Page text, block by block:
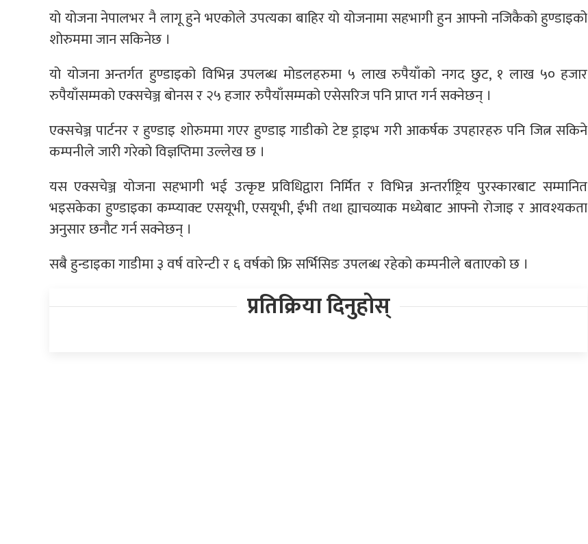
यो योजना नेपालभर नै लागू हुने भएकोले उपत्यका बाहिर यो योजनामा सहभागी हुन आफ्नो नजिकैको हुण्डाइको
शोरुममा जान सकिनेछ ।
यो योजना अन्तर्गत हुण्डाइको विभिन्न उपलब्ध मोडलहरुमा ५ लाख रुपैयाँको नगद छुट, १ लाख ५० हजार
रुपैयाँसम्मको एक्सचेञ्ज बोनस र २५ हजार रुपैयाँसम्मको एसेसरिज पनि प्राप्त गर्न सक्नेछन् ।
एक्सचेञ्ज पार्टनर र हुण्डाइ शोरुममा गएर हुण्डाइ गाडीको टेष्ट ड्राइभ गरी आकर्षक उपहारहरु पनि जित्न सकिने
कम्पनीले जारी गरेको विज्ञप्तिमा उल्लेख छ ।
यस एक्सचेञ्ज योजना सहभागी भई उत्कृष्ट प्रविधिद्वारा निर्मित र विभिन्न अन्तर्राष्ट्रिय पुरस्कारबाट सम्मानित
भइसकेका हुण्डाइका कम्प्याक्ट एसयूभी, एसयूभी, ईभी तथा ह्याचव्याक मध्येबाट आफ्नो रोजाइ र आवश्यकता
अनुसार छनौट गर्न सक्नेछन् ।
सबै हुन्डाइका गाडीमा ३ वर्ष वारेन्टी र ६ वर्षको फ्रि सर्भिसिङ उपलब्ध रहेको कम्पनीले बताएको छ ।
प्रतिक्रिया दिनुहोस्